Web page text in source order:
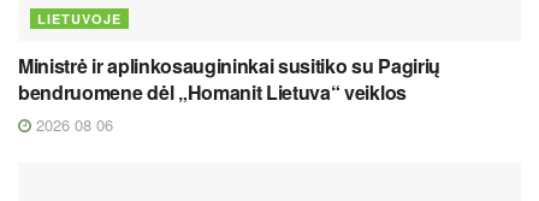
LIETUVOJE
Ministrė ir aplinkosaugininkai susitiko su Pagirių
bendruomene dėl „Homanit Lietuva“ veiklos
2026 08 06